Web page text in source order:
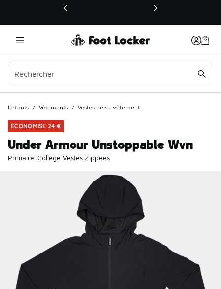
Ce lien ouvrira une nouvelle fenêtre
Enfants / Vêtements / Vestes de survêtement
ÉCONOMISE 24 €
Under Armour Unstoppable Wvn
Primaire-College Vestes Zippees